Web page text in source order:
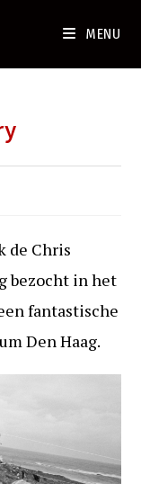
MENU
de Chris
bezocht in het
fantastische
Den Haag.